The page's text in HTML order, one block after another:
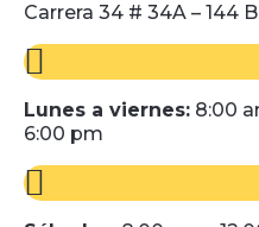
Carrera 34 # 34A – 144
Lunes a viernes: 8:00
6:00 pm